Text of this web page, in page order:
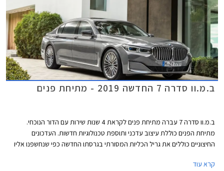
במהירות של עד 140 קמ"ש.
ב.מ.וו סדרה 7 החדשה 2019 - מתיחת פנים
ב.מ.וו סדרה 7 עברה מתיחת פנים לקראת 4 שנות שירות עם הדור הנוכחי.
מתיחת הפנים כוללת עיצוב עדכני ותוספת טכנולוגיות חדשות. העדכונים
החיצוניים כוללים את גריל הכליות המסורתי בגרסתו החדשה כפי שנחשפנו אליו
40% ביחס לדגם הפורש. עוד ניתן להבחין בסמל המותג במידות גדולות יותר,קרא עוד